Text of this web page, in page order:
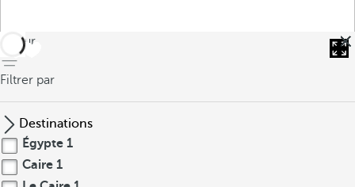
retour
Filtrer par
Destinations
Égypte 1
Caire 1